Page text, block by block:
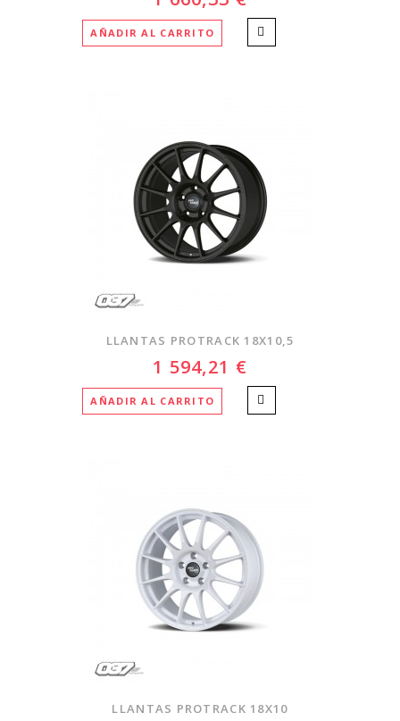
AÑADIR AL CARRITO
LLANTAS PROTRACK 18X10,5
1 594,21 €
AÑADIR AL CARRITO
LLANTAS PROTRACK 18X10